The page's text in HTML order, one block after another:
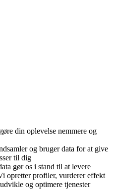
din oplevelse nemmere og
og bruger data for at give
til dig
gør os i stand til at levere
opretter profiler, vurderer effekt
og optimere tjenester